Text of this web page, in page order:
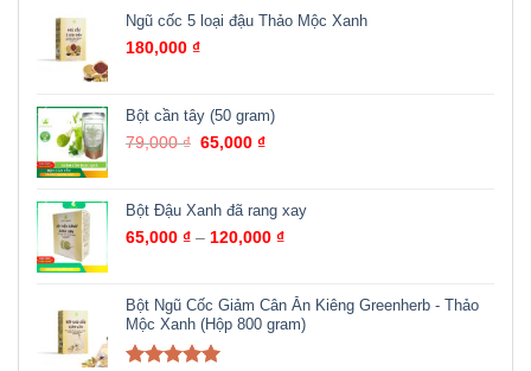
Ngũ cốc 5 loại đậu Thảo Mộc Xanh
180,000 ₫
Bột cần tây (50 gram)
79,000₫ 65,000₫
Bột Đậu Xanh đã rang xay
65,000 ₫ – 120,000 ₫
Bột Ngũ Cốc Giảm Cân Ăn Kiêng Greenherb - Thảo
Mộc Xanh (Hộp 800 gram)